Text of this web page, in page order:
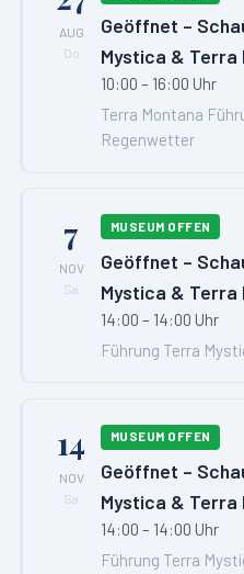
AUG
Do
Geöffnet –
Mystica & Terra
10:00 – 16:00 Uhr
Terra Montana
Regenwetter
7
NOV
Sa
MUSEUM OFFEN
Geöffnet –
Mystica & Terra
14:00 – 14:00 Uhr
Führung Terra
14
NOV
Sa
MUSEUM OFFEN
Geöffnet –
Mystica & Terra
14:00 – 14:00 Uhr
Führung Terra